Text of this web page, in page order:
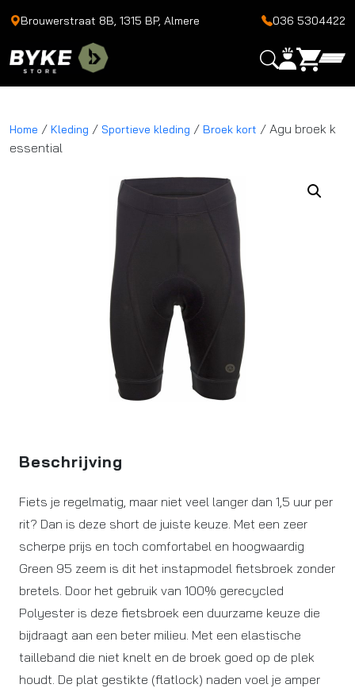
Brouwerstraat 8B, 1315 BP, Almere 036 5304422
Home / Kleding / Sportieve kleding / Broek kort / Agu broek k
essential
Beschrijving
Fiets je regelmatig, maar niet veel langer dan 1,5 uur per
rit? Dan is deze short de juiste keuze. Met een zeer
scherpe prijs en toch comfortabel en hoogwaardig
Green 95 zeem is dit het instapmodel fietsbroek zonder
bretels. Door het gebruik van 100% gerecycled
Polyester is deze fietsbroek een duurzame keuze die
bijdraagt aan een beter milieu. Met een elastische
tailleband die niet knelt en de broek goed op de plek
houdt. De plat gestikte (flatlock) naden voel je amper